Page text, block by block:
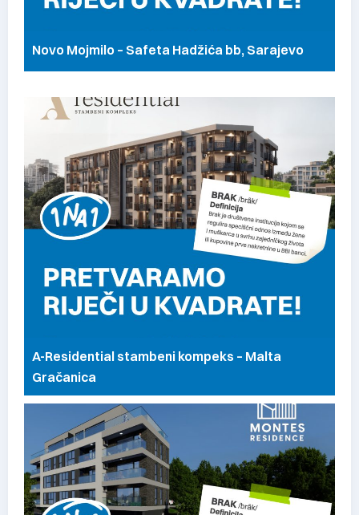
Novo Mojmilo – Safeta Hadžića bb, Sarajevo
A-Residential stambeni kompeks – Malta
Gračanica